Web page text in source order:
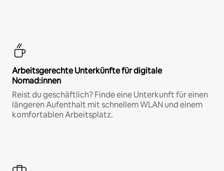
Arbeitsgerechte Unterkünfte für digitale
Nomad:innen
Reist du geschäftlich? Finde eine Unterkunft für einen
längeren Aufenthalt mit schnellem WLAN und einem
komfortablen Arbeitsplatz.